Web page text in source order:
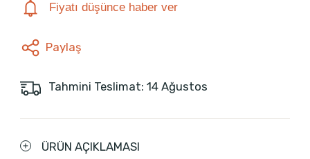
Fiyatı düşünce haber ver
Paylaş
Tahmini Teslimat: 14 Ağustos
ÜRÜN AÇIKLAMASI